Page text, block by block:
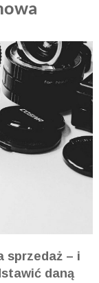
sprzedaż – i
daną